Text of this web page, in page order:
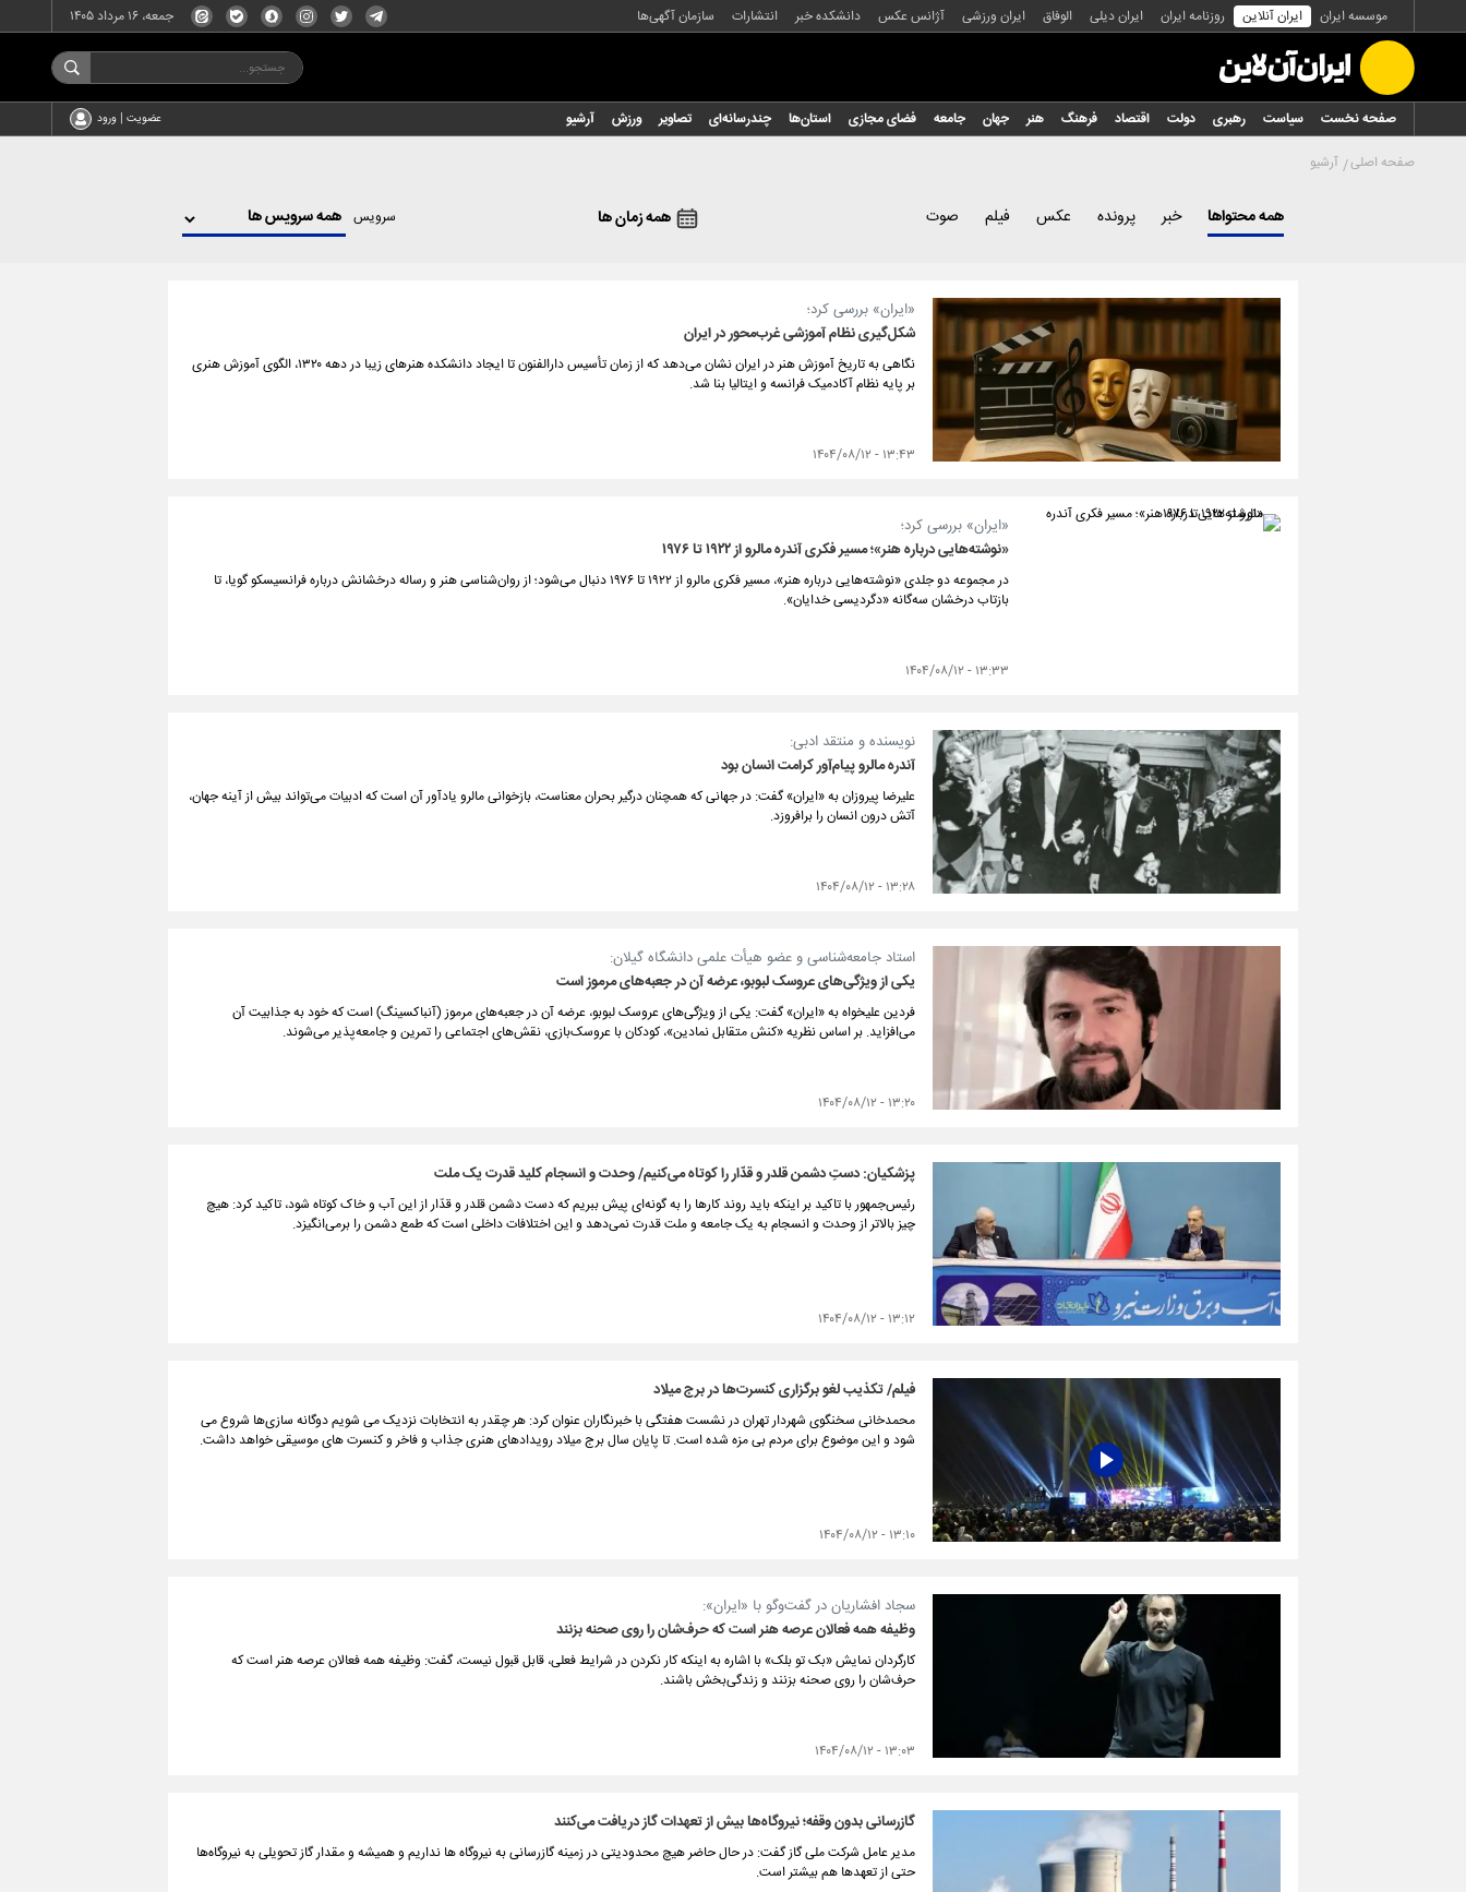
موسسه ایران ایران آنلاین روزنامه ایران ایران دیلی الوفاق ایران ورزشی آژانس عکس دانشکده خبر انتشارات سازمان آگهی‌ها جمعه، ۱۶ مرداد ۱۴۰۵
صفحه نخست سیاست رهبری دولت اقتصاد فرهنگ هنر جهان جامعه فضای مجازی استان‌ها چندرسانه‌ای تصاویر ورزش آرشیو عضویت | ورود
صفحه اصلی آرشیو
همه محتواها خبر پرونده عکس فیلم صوت همه زمان ها سرویس
«ایران» بررسی کرد؛
شکل‌گیری نظام آموزشی غرب‌محور در ایران
نگاهی به تاریخ آموزش هنر در ایران نشان می‌دهد که از زمان تأسیس دارالفنون تا ایجاد دانشکده هنرهای زیبا در دهه ۱۳۲۰، الگوی آموزش هنری
بر پایه‌ نظام آکادمیک فرانسه و ایتالیا بنا شد.
۱۳:۴۳ - ۱۴۰۴/۰۸/۱۲
«ایران» بررسی کرد؛
«نوشته‌هایی درباره هنر»؛ مسیر فكری آندره مالرو از ۱۹۲۲ تا ۱۹۷۶
در مجموعه دو جلدی «نوشته‌هایی درباره هنر»، مسیر فكری مالرو از ۱۹۲۲ تا ۱۹۷۶ دنبال می‌شود؛ از روان‌شناسی هنر و رساله درخشانش درباره فرانسیسكو گویا، تا
بازتاب درخشان سه‌گانه «دگردیسی خدایان».
۱۳:۳۳ - ۱۴۰۴/۰۸/۱۲
نویسنده و منتقد ادبی:
آندره مالرو پیام‌آور كرامت انسان بود
علیرضا پیروزان به «ایران» گفت: در جهانی كه همچنان درگیر بحران معناست، بازخوانی مالرو یادآور آن است كه ادبیات می‌تواند بیش از آینه‌ جهان،
آتش درون انسان را برافروزد.
۱۳:۲۸ - ۱۴۰۴/۰۸/۱۲
استاد جامعه‌شناسی و عضو هیأت علمی دانشگاه گیلان:
یکی از ویژگی‌های عروسک لبوبو، عرضه آن در جعبه‌های مرموز است
فردین علیخواه به «ایران» گفت: یکی از ویژگی‌های عروسک لبوبو، عرضه آن در جعبه‌های مرموز (آنباکسینگ) است که خود به جذابیت آن
می‌افزاید. بر اساس نظریه «کنش متقابل نمادین»، کودکان با عروسک‌بازی، نقش‌های اجتماعی را تمرین و جامعه‌پذیر می‌شوند.
۱۳:۲۰ - ۱۴۰۴/۰۸/۱۲
پزشکیان: دستِ دشمن قلدر و قدّار را کوتاه می‌کنیم/ وحدت و انسجام کلید قدرت یک ملت
رئیس‌جمهور با تاکید بر اینکه باید روند کارها را به گونه‌ای پیش ببریم که دست دشمن قلدر و قدّار از این آب و خاک کوتاه شود، تاکید کرد: هیچ
چیز بالاتر از وحدت و انسجام به یک جامعه و ملت قدرت نمی‌دهد و این اختلافات داخلی است که طمع دشمن را برمی‌انگیزد.
۱۳:۱۲ - ۱۴۰۴/۰۸/۱۲
فیلم/ تکذیب لغو برگزاری کنسرت‌ها در برج میلاد
محمدخانی سخنگوی شهردار تهران در نشست هفتگی با خبرنگاران عنوان کرد: هر چقدر به انتخابات نزدیک می شویم دوگانه سازی‌ها شروع می
شود و این موضوع برای مردم بی مزه شده است. تا پایان سال برج میلاد رویدادهای هنری جذاب و فاخر و کنسرت های موسیقی خواهد داشت.
۱۳:۱۰ - ۱۴۰۴/۰۸/۱۲
سجاد افشاریان در گفت‌وگو با «ایران»:
وظیفه همه فعالان عرصه هنر است که حرف‌شان را روی صحنه بزنند
کارگردان نمایش «بک تو بلک» با اشاره به اینکه کار نکردن در شرایط فعلی، قابل قبول نیست، گفت: وظیفه همه فعالان عرصه هنر است که
حرف‌شان را روی صحنه بزنند و زندگی‌بخش باشند.
۱۳:۰۳ - ۱۴۰۴/۰۸/۱۲
گازرسانی بدون وقفه؛ نیروگاه‌ها بیش از تعهدات گاز دریافت می‌کنند
مدیر عامل شرکت ملی گاز گفت: در حال حاضر هیچ محدودیتی در زمینه گازرسانی به نیروگاه ها نداریم و همیشه و مقدار گاز تحویلی به نیروگاه‌ها
حتی از تعهدها هم بیشتر است.